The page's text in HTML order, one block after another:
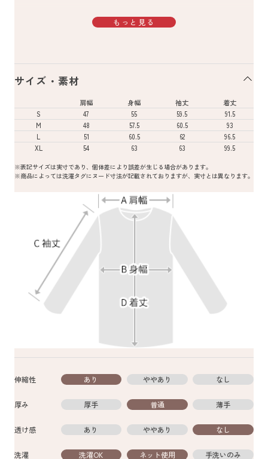
もっと見る
サイズ・素材
肩幅 身幅 袖丈
着丈
S
47 55 59.5
91.5
M
48 57.5 60.5
93
L
51 60.5 62
96.5
XL
54 63 63 99.5
※表記サイズは実寸であり、個体差により誤差が生じる場合があります。
※商品によっては洗濯タグにヌード寸法が記載されておりますが、実寸とは異なります。
伸縮性 あり ややあり なし
厚み 厚手 普通 薄手
透け感 あり ややあり なし
洗濯 洗濯OK ネット使用 手洗いのみ